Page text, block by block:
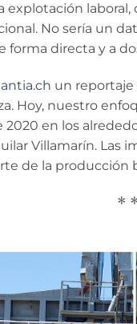
No sería un
forma directa y a
un reportaje
Hoy, nuestro
en los
Villamarín. Las
de la producción
*